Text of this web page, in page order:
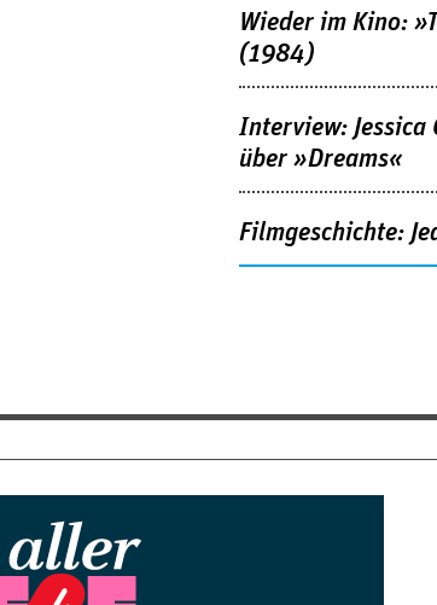
Wieder im Kino:
(1984)
Interview: Jessica
über »Dreams«
Filmgeschichte: